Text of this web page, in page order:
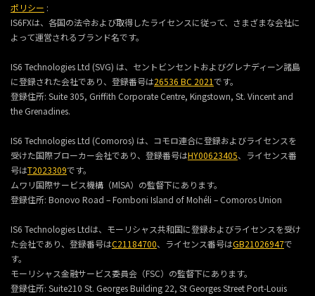
ポリシー :
IS6FXは、各国の法令および取得したライセンスに従って、さまざまな会社に
よって運営されるブランド名です。
IS6 Technologies Ltd (SVG) は、セントビンセントおよびグレナディーン諸島
に登録された会社であり、登録番号は26536 BC 2021です。
登録住所: Suite 305, Griffith Corporate Centre, Kingstown, St. Vincent and
the Grenadines.
IS6 Technologies Ltd (Comoros) は、コモロ連合に登録およびライセンスを
受けた国際ブローカー会社であり、登録番号はHY00623405、ライセンス番
号はT2023309です。
ムワリ国際サービス機構（MlSA）の監督下にあります。
登録住所: Bonovo Road – Fomboni Island of Mohéli – Comoros Union
IS6 Technologies Ltdは、モーリシャス共和国に登録およびライセンスを受け
た会社であり、登録番号はC21184700、ライセンス番号はGB21026947で
す。
モーリシャス金融サービス委員会（FSC）の監督下にあります。
登録住所: Suite210 St. Georges Building 22, St Georges Street Port-Louis